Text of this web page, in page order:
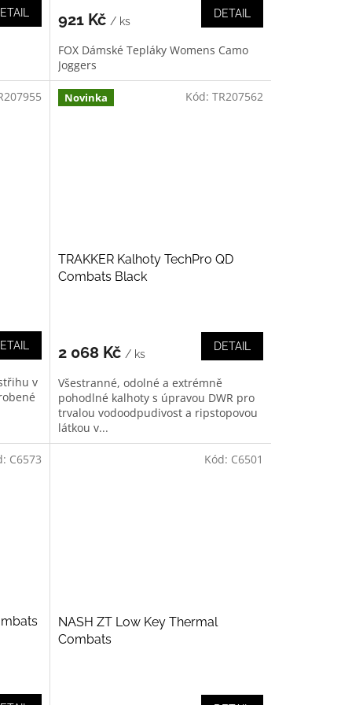
921 Kč / ks
DETAIL
FOX Dámské Tepláky Womens Camo
Joggers
v
Novinka
TRAKKER Kalhoty TechPro QD
Combats Black
2 068 Kč / ks
DETAIL
Všestranné, odolné a extrémně
pohodlné kalhoty s úpravou DWR pro
trvalou vodoodpudivost a ripstopovou
látkou v...
Kód: TR207562
C6573
NASH ZT Low Key Thermal
Combats
Kód: C6501